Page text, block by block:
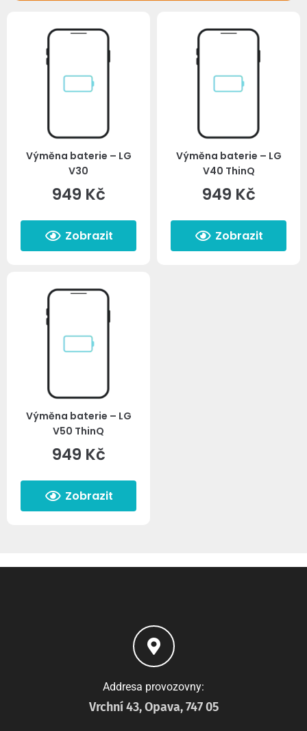
Výměna baterie – LG
V30
949 Kč
Zobrazit
Výměna baterie – LG
V40 ThinQ
949 Kč
Zobrazit
Výměna baterie – LG
V50 ThinQ
949 Kč
Zobrazit
Addresa provozovny:
Vrchní 43, Opava, 747 05